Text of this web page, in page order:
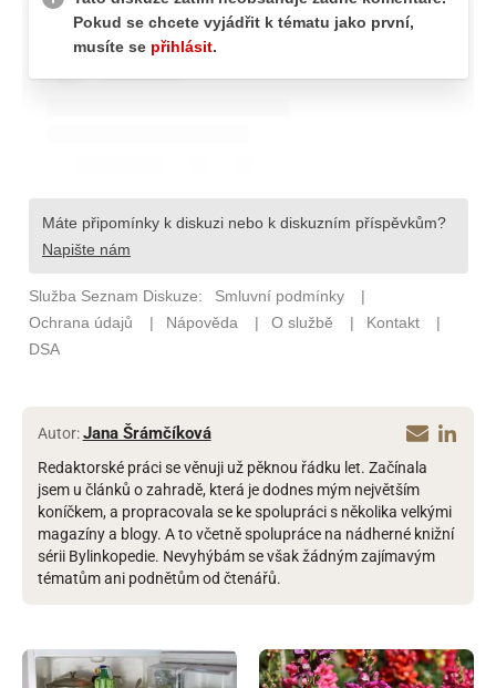
Autor: Jana Šrámčíková
Redaktorské práci se věnuji už pěknou řádku let. Začínala
jsem u článků o zahradě, která je dodnes mým největším
koníčkem, a propracovala se ke spolupráci s několika velkými
magazíny a blogy. A to včetně spolupráce na nádherné knižní
sérii Bylinkopedie. Nevyhýbám se však žádným zajímavým
tématům ani podnětům od čtenářů.